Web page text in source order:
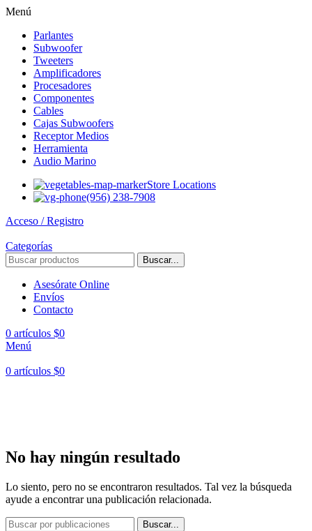
Menú
Parlantes
Subwoofer
Tweeters
Amplificadores
Procesadores
Componentes
Cables
Cajas Subwoofers
Receptor Medios
Herramienta
Audio Marino
Store Locations
(956) 238-7908
Acceso / Registro
Categorías
Buscar...
Asesórate Online
Envíos
Contacto
0 artículos $0
Menú
0 artículos $0
No hay ningún resultado
Lo siento, pero no se encontraron resultados. Tal vez la búsqueda
ayude a encontrar una publicación relacionada.
Buscar...